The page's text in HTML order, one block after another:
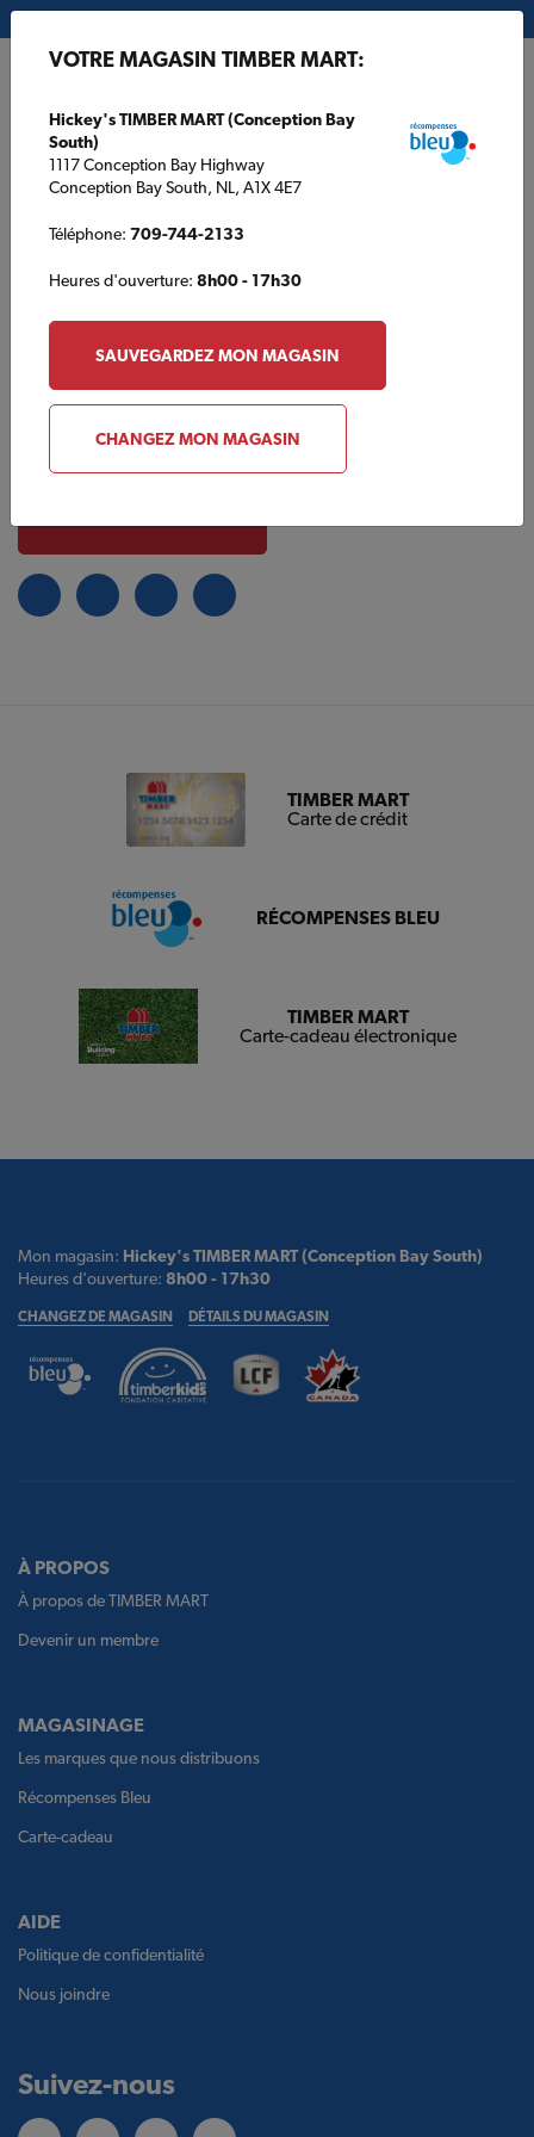
À propos de Dupont
VOTRE MAGASIN TIMBER MART:
Hickey's TIMBER MART (Conception Bay
South)
1117 Conception Bay Highway
Conception Bay South, NL, A1X 4E7
Téléphone: 709-744-2133
Heures d'ouverture: 8h00 - 17h30
SAUVEGARDEZ MON MAGASIN
CHANGEZ MON MAGASIN
TIMBER MART
Carte de crédit
RÉCOMPENSES BLEU
TIMBER MART
Carte-cadeau électronique
Mon magasin: Hickey's TIMBER MART (Conception Bay South)
Heures d'ouverture: 8h00 - 17h30
CHANGEZ DE MAGASIN DÉTAILS DU MAGASIN
À PROPOS
À propos de TIMBER MART
Devenir un membre
MAGASINAGE
Les marques que nous distribuons
Récompenses Bleu
Carte-cadeau
AIDE
Politique de confidentialité
Nous joindre
Suivez-nous